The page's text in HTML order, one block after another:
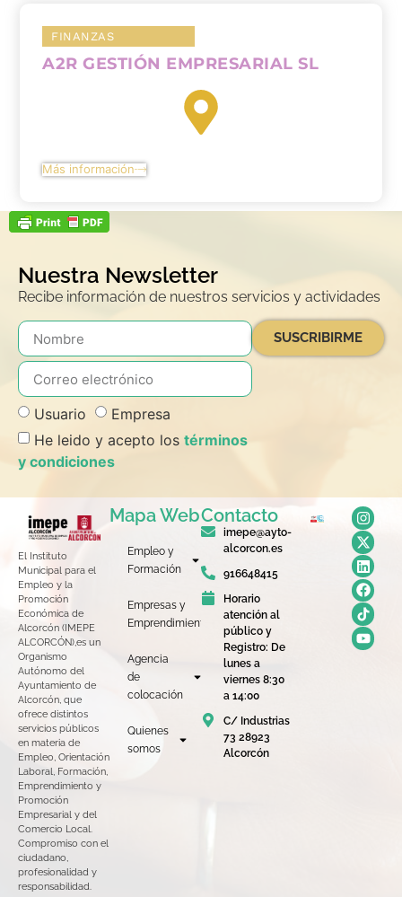
FINANZAS
A2R GESTIÓN EMPRESARIAL SL
Más información
Nuestra Newsletter
Recibe información de nuestros servicios y actividades
Usuario
Empresa
He leido y acepto los términos
y condiciones
SUSCRIBIRME
El Instituto
Municipal para el
Empleo y la
Promoción
Económica de
Alcorcón (IMEPE
ALCORCÓN),es un
Organismo
Autónomo del
Ayuntamiento de
Alcorcón, que
ofrece distintos
servicios públicos
en materia de
Empleo, Orientación
Laboral, Formación,
Emprendimiento y
Promoción
Empresarial y del
Comercio Local.
Compromiso con el
ciudadano,
profesionalidad y
responsabilidad.
Mapa Web
Empleo y
Formación
Empresas y
Emprendimiento
Agencia
de
colocación
Quienes
somos
Contacto
imepe@ayto-
alcorcon.es
916648415
Horario
atención al
público y
Registro: De
lunes a
viernes 8:30
a 14:00
C/ Industrias
73 28923
Alcorcón